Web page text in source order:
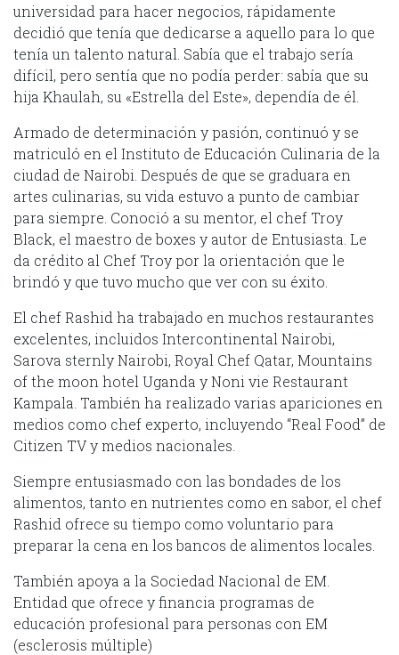
universidad para hacer negocios, rápidamente
decidió que tenía que dedicarse a aquello para lo que
tenía un talento natural. Sabía que el trabajo sería
difícil, pero sentía que no podía perder: sabía que su
hija Khaulah, su «Estrella del Este», dependía de él.
Armado de determinación y pasión, continuó y se
matriculó en el Instituto de Educación Culinaria de la
ciudad de Nairobi. Después de que se graduara en
artes culinarias, su vida estuvo a punto de cambiar
para siempre. Conoció a su mentor, el chef Troy
Black, el maestro de boxes y autor de Entusiasta. Le
da crédito al Chef Troy por la orientación que le
brindó y que tuvo mucho que ver con su éxito.
El chef Rashid ha trabajado en muchos restaurantes
excelentes, incluidos Intercontinental Nairobi,
Sarova sternly Nairobi, Royal Chef Qatar, Mountains
of the moon hotel Uganda y Noni vie Restaurant
Kampala. También ha realizado varias apariciones en
medios como chef experto, incluyendo “Real Food” de
Citizen TV y medios nacionales.
Siempre entusiasmado con las bondades de los
alimentos, tanto en nutrientes como en sabor, el chef
Rashid ofrece su tiempo como voluntario para
preparar la cena en los bancos de alimentos locales.
También apoya a la Sociedad Nacional de EM.
Entidad que ofrece y financia programas de
educación profesional para personas con EM
(esclerosis múltiple)